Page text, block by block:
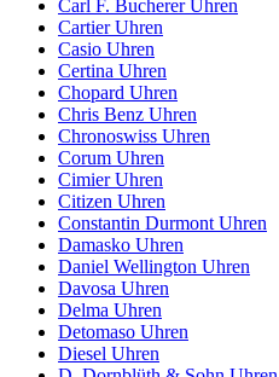
Carl F. Bucherer Uhren
Cartier Uhren
Casio Uhren
Certina Uhren
Chopard Uhren
Chris Benz Uhren
Chronoswiss Uhren
Corum Uhren
Cimier Uhren
Citizen Uhren
Constantin Durmont Uhren
Damasko Uhren
Daniel Wellington Uhren
Davosa Uhren
Delma Uhren
Detomaso Uhren
Diesel Uhren